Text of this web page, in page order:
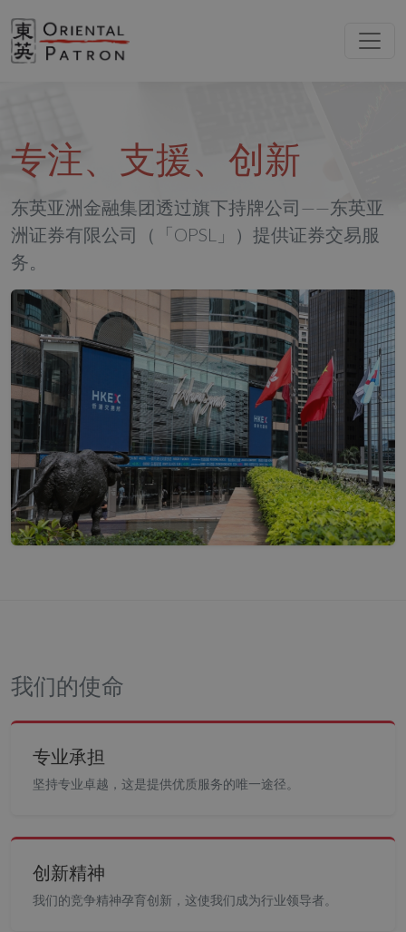
专注、支援、创新
东英亚洲金融集团透过旗下持牌公司——东英亚
洲证券有限公司（「OPSL」）提供证券交易服
务。
我们的使命
专业承担
坚持专业卓越，这是提供优质服务的唯一途径。
创新精神
我们的竞争精神孕育创新，这使我们成为行业领导者。